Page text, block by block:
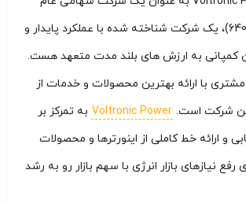
تایوان (کد سهام: 6409)، یک شرکت شناخته شده با عملکرد پایدار و
به ارزش های بلند مدت متعهد هست.
با ارائه بهترین محصولات و خدمات از
شرکت است. Voltronic Power به تمرکز بر
و ارائه خط کاملی از اینورترها و محصولات
نیازهای بازار انرژی با سهم بازار رو به رشد